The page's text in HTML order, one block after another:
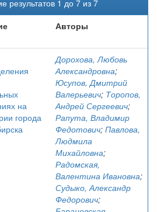
результатов 1 до 7 из 7
Авторы
на
города
Дорохова, Любовь
Александровна;
Юсупов, Дмитрий
Валерьевич; Торопов,
Андрей Сергеевич;
Рапута, Владимир
Федотович; Павлова,
Людмила
Михайловна;
Радомская,
Валентина Ивановна;
Судыко, Александр
Федорович;